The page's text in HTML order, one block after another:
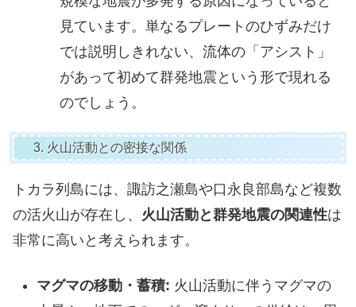
見ています。単なるプレートのひずみだけ
では説明しきれない、流体の「アシスト」
があって初めて群発地震という形で現れる
のでしょう。
3. 火山活動との密接な関係
トカラ列島には、諏訪之瀬島や口永良部島など複数
の活火山が存在し、 火山活動と群発地震の関連性は
非常に高いと考えられます。
マグマの移動・蓄積: 火山活動に伴うマグマの